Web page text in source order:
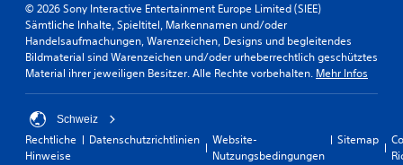
© 2026 Sony Interactive Entertainment Europe Limited (SIEE)
Sämtliche Inhalte, Spieltitel, Markennamen und/oder
Handelsaufmachungen, Warenzeichen, Designs und begleitendes
Bildmaterial sind Warenzeichen und/oder urheberrechtlich geschütztes
Material ihrer jeweiligen Besitzer. Alle Rechte vorbehalten. Mehr Infos
Schweiz
Rechtliche
Hinweise
Datenschutzrichtlinien
Website-
Nutzungsbedingungen
Sitemap